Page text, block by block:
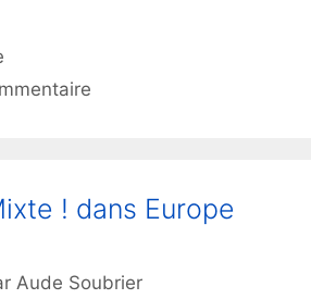
! dans Europe
Aude Soubrier